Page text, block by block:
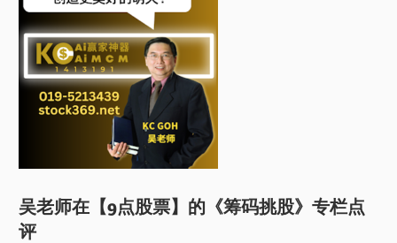
吴老师在【9点股票】的《筹码挑股》专栏点
评